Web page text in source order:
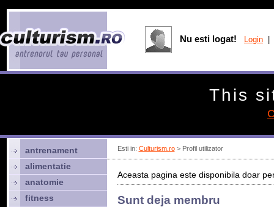
Esti in: Culturism.ro> Profil utilizator
Aceasta pagina este disponibila doar
Sunt deja membru
antrenament
alimentatie
anatomie
fitness
Nu esti logat! Login
This